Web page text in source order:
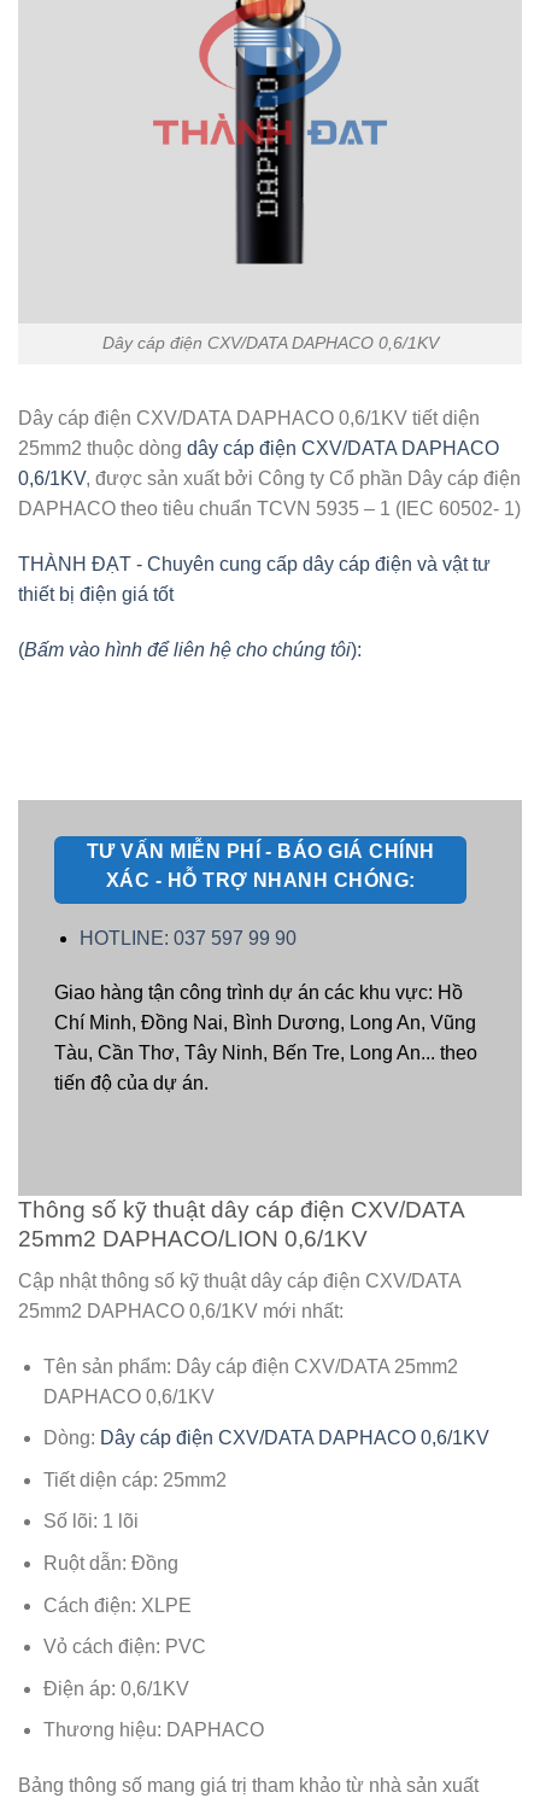
Dây cáp điện CXV/DATA DAPHACO 0,6/1KV
Dây cáp điện CXV/DATA DAPHACO 0,6/1KV tiết diện
25mm2 thuộc dòng dây cáp điện CXV/DATA DAPHACO
0,6/1KV, được sản xuất bởi Công ty Cổ phần Dây cáp điện
DAPHACO theo tiêu chuẩn TCVN 5935 – 1 (IEC 60502- 1)
THÀNH ĐẠT - Chuyên cung cấp dây cáp điện và vật tư
thiết bị điện giá tốt
(Bấm vào hình để liên hệ cho chúng tôi):
TƯ VẤN MIỄN PHÍ - BÁO GIÁ CHÍNH
XÁC - HỖ TRỢ NHANH CHÓNG:
HOTLINE: 037 597 99 90
Giao hàng tận công trình dự án các khu vực: Hồ
Chí Minh, Đồng Nai, Bình Dương, Long An, Vũng
Tàu, Cần Thơ, Tây Ninh, Bến Tre, Long An... theo
tiến độ của dự án.
Thông số kỹ thuật dây cáp điện CXV/DATA
25mm2 DAPHACO/LION 0,6/1KV
Cập nhật thông số kỹ thuật dây cáp điện CXV/DATA
25mm2 DAPHACO 0,6/1KV mới nhất:
Tên sản phẩm: Dây cáp điện CXV/DATA 25mm2
DAPHACO 0,6/1KV
Dòng: Dây cáp điện CXV/DATA DAPHACO 0,6/1KV
Tiết diện cáp: 25mm2
Số lõi: 1 lõi
Ruột dẫn: Đồng
Cách điện: XLPE
Vỏ cách điện: PVC
Điện áp: 0,6/1KV
Thương hiệu: DAPHACO
Bảng thông số mang giá trị tham khảo từ nhà sản xuất